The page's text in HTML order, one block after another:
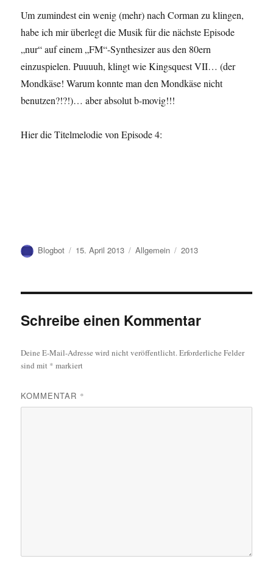
Um zumindest ein wenig (mehr) nach Corman zu klingen,
habe ich mir überlegt die Musik für die nächste Episode
„nur“ auf einem „FM“-Synthesizer aus den 80ern
einzuspielen. Puuuuh, klingt wie Kingsquest VII… (der
Mondkäse! Warum konnte man den Mondkäse nicht
benutzen?!?!)… aber absolut b-movig!!!
Hier die Titelmelodie von Episode 4:
Autor
Blogbot
Veröffentlicht
15. April 2013 Kategorien
Allgemein Schlagwörter
2013
Schreibe einen Kommentar
Deine E-Mail-Adresse wird nicht veröffentlicht. Erforderliche Felder
sind mit * markiert
KOMMENTAR *